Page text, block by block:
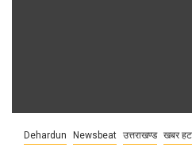
Dehardun Newsbeat उत्तराखण्ड खबर